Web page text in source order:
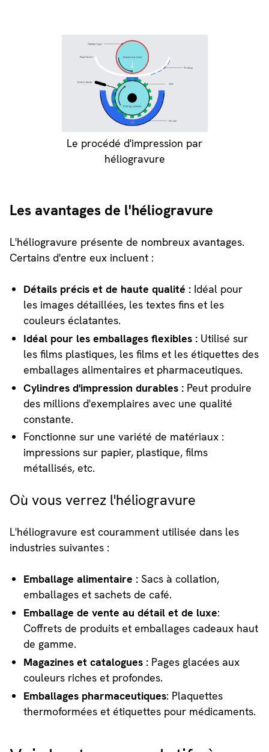
Le procédé d'impression par
héliogravure
Les avantages de l'héliogravure
L'héliogravure présente de nombreux avantages.
Certains d'entre eux incluent :
Détails précis et de haute qualité : Idéal pour
les images détaillées, les textes fins et les
couleurs éclatantes.
Idéal pour les emballages flexibles : Utilisé sur
les films plastiques, les films et les étiquettes des
emballages alimentaires et pharmaceutiques.
Cylindres d'impression durables : Peut produire
des millions d'exemplaires avec une qualité
constante.
Fonctionne sur une variété de matériaux :
impressions sur papier, plastique, films
métallisés, etc.
Où vous verrez l'héliogravure
L'héliogravure est couramment utilisée dans les
industries suivantes :
Emballage alimentaire :Sacs à collation,
emballages et sachets de café.
Emballage de vente au détail et de luxe:
Coffrets de produits et emballages cadeaux haut
de gamme.
Magazines et catalogues : Pages glacées aux
couleurs riches et profondes.
Emballages pharmaceutiques: Plaquettes
thermoformées et étiquettes pour médicaments.